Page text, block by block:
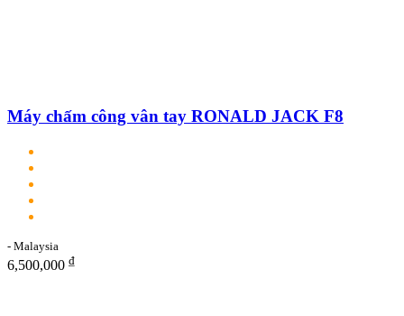
Máy chấm công vân tay RONALD JACK F8
- Malaysia
6,500,000 ₫